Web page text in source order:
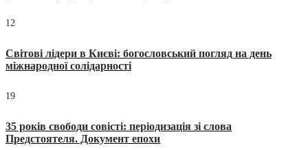
12
Світові лідери в Києві: богословський погляд на день
міжнародної солідарності
19
35 років свободи совісті: періодизація зі слова
Предстоятеля. Документ епохи